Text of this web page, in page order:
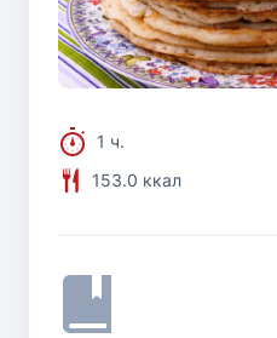
1 ч.
153.0 ккал